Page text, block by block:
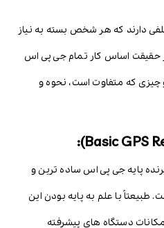
دارند که هر شخص بسته به نیاز
حقیقت اساس کار تمام جی پی اس
که متفاوت است، نحوه و
پایه جی پی اس ساده ترین و
طبیعتاً با علم به پایه بودن این
دستگاه های پیشرفته